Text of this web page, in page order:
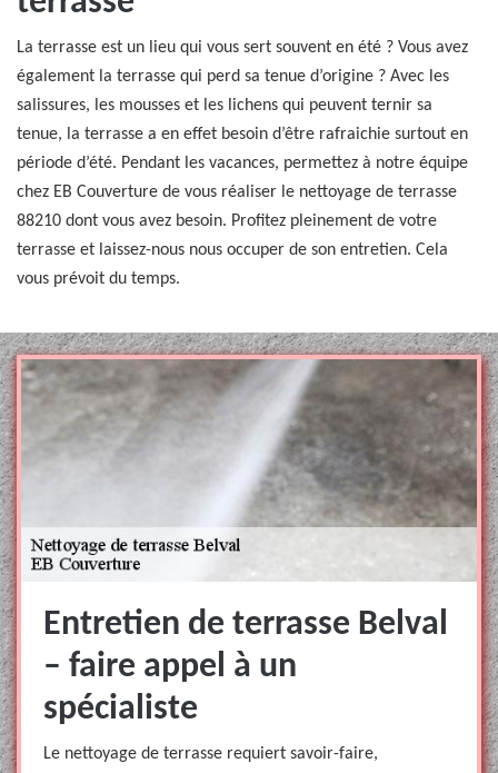
La terrasse est un lieu qui vous sert souvent en été ? Vous avez
également la terrasse qui perd sa tenue d’origine ? Avec les
salissures, les mousses et les lichens qui peuvent ternir sa
tenue, la terrasse a en effet besoin d’être rafraichie surtout en
période d’été. Pendant les vacances, permettez à notre équipe
chez EB Couverture de vous réaliser le nettoyage de terrasse
88210 dont vous avez besoin. Profitez pleinement de votre
terrasse et laissez-nous nous occuper de son entretien. Cela
vous prévoit du temps.
Entretien de terrasse Belval
– faire appel à un
spécialiste
Le nettoyage de terrasse requiert savoir-faire,